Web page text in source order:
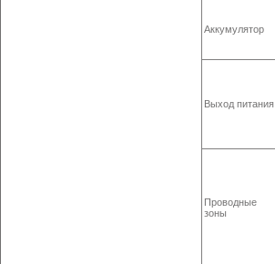
Аккумулятор
Выход питания
Проводные
зоны